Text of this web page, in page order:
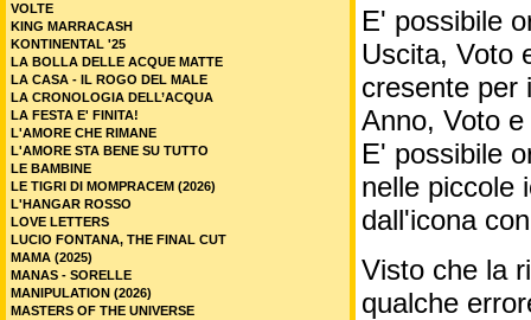
E' possibile
Uscita, Voto
cresente per
Anno, Voto
E' possibile
nelle piccole
dall'icona
Visto che la
qualche
VOLTE
KING MARRACASH
KONTINENTAL '25
LA BOLLA DELLE ACQUE MATTE
LA CASA - IL ROGO DEL MALE
LA CRONOLOGIA DELL’ACQUA
LA FESTA E' FINITA!
L'AMORE CHE RIMANE
L'AMORE STA BENE SU TUTTO
LE BAMBINE
LE TIGRI DI MOMPRACEM (2026)
L'HANGAR ROSSO
LOVE LETTERS
LUCIO FONTANA, THE FINAL CUT
MAMA (2025)
MANAS - SORELLE
MANIPULATION (2026)
MASTERS OF THE UNIVERSE